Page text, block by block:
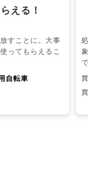
える！
すことに。大事
ってもらえるこ
自転車